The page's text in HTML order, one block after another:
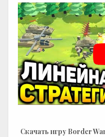
Скачать игру Border